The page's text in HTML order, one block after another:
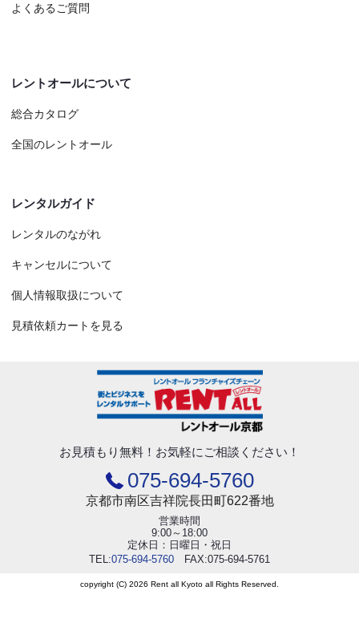
よくあるご質問
レントオールについて
総合カタログ
全国のレントオール
レンタルガイド
レンタルのながれ
キャンセルについて
個人情報取扱について
見積依頼カートを見る
お見積もり無料！ お気軽にご相談ください！
075-694-5760
京都市南区吉祥院長田町622番地
営業時間
9:00～18:00
定休日：日曜日・祝日
TEL:075-694-5760 FAX:075-694-5761
copyright (C) 2026 Rent all Kyoto all Rights Reserved.